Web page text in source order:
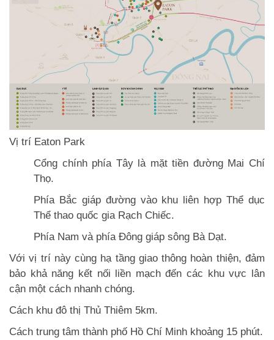
Vị trí Eaton Park
Cổng chính phía Tây là mặt tiền đường Mai Chí
Thọ.
Phía Bắc giáp đường vào khu liên hợp Thể dục
Thể thao quốc gia Rạch Chiếc.
Phía Nam và phía Đông giáp sông Bà Dạt.
Với vị trí này cùng hạ tầng giao thông hoàn thiện, đảm
bảo khả năng kết nối liền mạch đến các khu vực lân
cận một cách nhanh chóng.
Cách khu đô thị Thủ Thiêm 5km.
Cách trung tâm thành phố Hồ Chí Minh khoảng 15 phút.